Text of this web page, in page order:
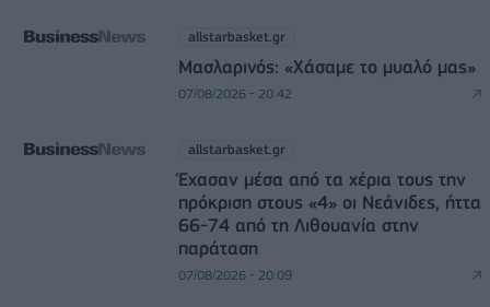
allstarbasket.gr
Μασλαρινός: «Χάσαμε το μυαλό μας»
07/08/2026 - 20:42
allstarbasket.gr
Έχασαν μέσα από τα χέρια τους την
πρόκριση στους «4» οι Νεάνιδες, ήττα
66-74 από τη Λιθουανία στην
παράταση
07/08/2026 - 20:09